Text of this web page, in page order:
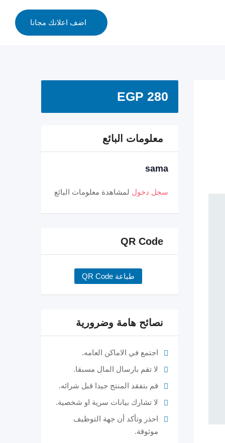
اضف اعلانك مجانا
EGP 280
معلومات البائع
sama
سجل دخول لمشاهدة معلومات البائع
QR Code
طباعة QR Code
نصائح هامة وضرورية
اجتمع في الاماكن العامه.
لا تقم بارسال المال مسبقا.
قم بتفقد المنتج جيدا قبل شرائه.
لا تشارك بيانات سرية او شخصية.
احذر وتأكد أن جهة التوظيف
موثوقة.